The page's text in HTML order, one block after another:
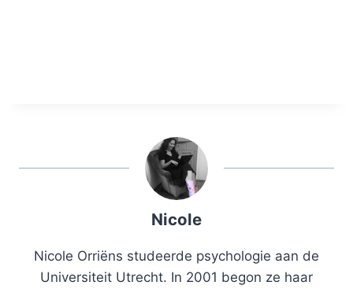
Nicole
Nicole Orriëns studeerde psychologie aan de
Universiteit Utrecht. In 2001 begon ze haar